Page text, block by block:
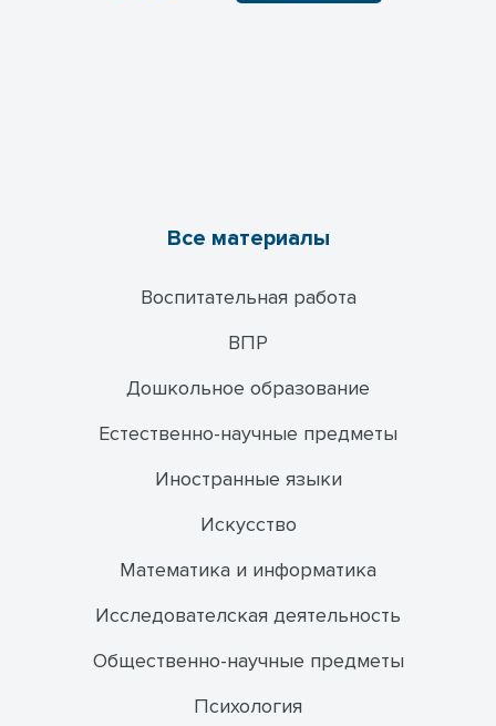
Все материалы
Воспитательная работа
ВПР
Дошкольное образование
Естественно-научные предметы
Иностранные языки
Искусство
Математика и информатика
Исследователская деятельность
Общественно-научные предметы
Психология